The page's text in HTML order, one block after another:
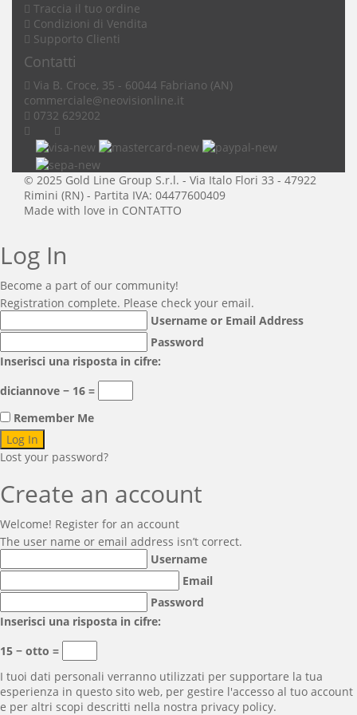
Traccia il tuo ordine
Condizioni di Vendita
Supporto Clienti
Contatti
Via B. Croce, 35 - 60044 Fabriano (AN)
commerciale@neovisionline.it
0732 629202
© 2025 Gold Line Group S.r.l. - Via Italo Flori 33 - 47922
Rimini (RN) - Partita IVA: 04477600409
Made with love in CONTATTO
Log In
Become a part of our community!
Registration complete. Please check your email.
Username or Email Address
Password
Inserisci una risposta in cifre:
diciannove − 16 =
Remember Me
Lost your password?
Create an account
Welcome! Register for an account
The user name or email address isn’t correct.
Username
Email
Password
Inserisci una risposta in cifre:
15 − otto =
I tuoi dati personali verranno utilizzati per supportare la tua
esperienza in questo sito web, per gestire l'accesso al tuo account
e per altri scopi descritti nella nostra privacy policy.